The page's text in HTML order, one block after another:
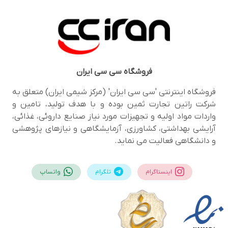
فروشگاهسی سی ایران
فروشگاه اینترنتی 'سی سی ایران' (مرکز شیمی ایران) متعلق به
شرکت راتین تجارت ثمین بوده و با هدف تولید، تامین و
واردات مواد اولیه و تجهیزات مورد نیاز صنایع داروئی، غذائی،
آرایشی بهداشتی، کشاورزی، آزمایشگاهی و نیازهای پژوهشی
و دانشگاهی فعالیت می نماید.
اینستاگرام تلگرام واتساپ